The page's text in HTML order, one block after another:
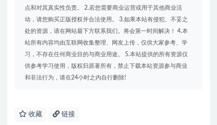
点和对其真实性负责。 2.若您需要商业运营或用于其他商业活
动，请您购买正版授权并合法使用。 3.如果本站有侵犯、不妥之
处的资源，请在网站最下方联系我们。将会第一时间解决！ 4.本
站所有内容均由互联网收集整理、网友上传，仅供大家参考、学
习，不存在任何商业目的与商业用途。 5.本站提供的所有资源仅
供参考学习使用，版权归原著所有，禁止下载本站资源参与商业
和非法行为，请在24小时之内自行删除!
收藏 链接